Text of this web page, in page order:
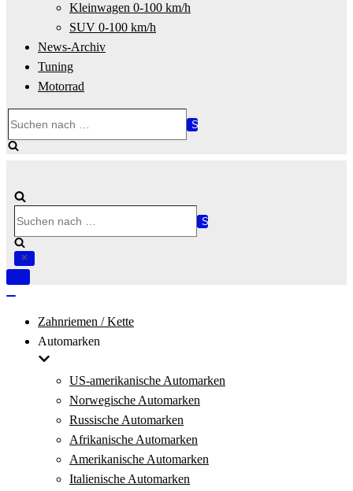
Kleinwagen 0-100 km/h
SUV 0-100 km/h
News-Archiv
Tuning
Motorrad
nach …
nach …
Navigation
Zahnriemen / Kette
Automarken
US-amerikanische Automarken
Norwegische Automarken
Russische Automarken
Afrikanische Automarken
Amerikanische Automarken
Italienische Automarken